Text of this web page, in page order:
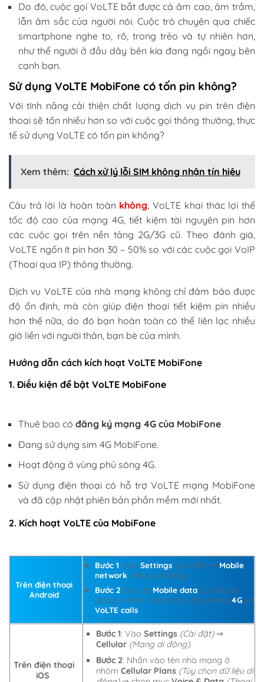
Do đó, cuộc gọi VoLTE bắt được cả âm cao, âm trầm,
lẫn âm sắc của người nói. Cuộc trò chuyện qua chiếc
smartphone nghe to, rõ, trong trẻo và tự nhiên hơn,
như thể người ở đầu dây bên kia đang ngồi ngay bên
cạnh bạn.
Sử dụng VoLTE MobiFone có tốn pin không?
Với tính năng cải thiện chất lượng dịch vụ pin trên điện
thoại sẽ tốn nhiều hơn so với cuộc gọi thông thường, thực
tế sử dụng VoLTE có tốn pin không?
Xem thêm: Cách xử lý lỗi SIM không nhận tín hiệu
Câu trả lời là hoàn toàn không, VoLTE khai thác lợi thế
tốc độ cao của mạng 4G, tiết kiệm tài nguyên pin hơn
các cuộc gọi trên nền tảng 2G/3G cũ. Theo đánh giá,
VoLTE ngốn ít pin hơn 30 – 50% so với các cuộc gọi VoIP
(Thoại qua IP) thông thường.
Dịch vụ VoLTE của nhà mạng không chỉ đảm bảo được
độ ổn định, mà còn giúp điện thoại tiết kiệm pin nhiều
hơn thế nữa, do đó bạn hoàn toàn có thể liên lạc nhiều
giờ liền với người thân, bạn bè của mình.
Hướng dẫn cách kích hoạt VoLTE MobiFone
1. Điều kiện để bật VoLTE MobiFone
Thuê bao có đăng ký mạng 4G của MobiFone
Đang sử dụng sim 4G MobiFone.
Hoạt động ở vùng phủ sóng 4G.
Sử dụng điện thoại có hỗ trợ VoLTE mạng MobiFone
và đã cập nhật phiên bản phần mềm mới nhất.
2. Kích hoạt VoLTE của MobiFone
Trên điện thoại
Android
Bước 1: VàoSettings (Cài đặt)⇒ Mobile
network (Mạng di động).
Bước 2: Sau đó Mobile data (Dữ liệu di
động)⇒ Kích hoạt chức năng mạng 4G và
VoLTE calls
Trên điện thoại
iOS
Bước 1: Vào Settings (Cài đặt)⇒
Cellular(Mạng di động).
Bước 2: Nhấn vào tên nhà mạng ở
nhóm Cellular Plans (Tùy chọn dữ liệu di